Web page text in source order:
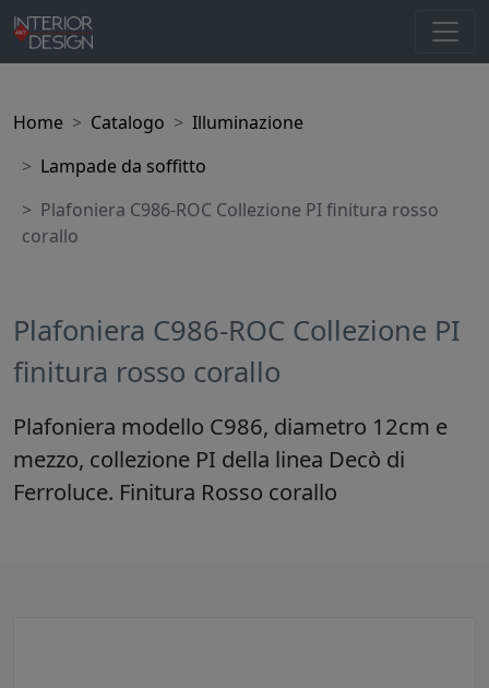
Home Catalogo
Illuminazione
Lampade da soffitto
Plafoniera C986-ROC Collezione PI finitura rosso
corallo
Plafoniera C986-ROC Collezione PI
finitura rosso corallo
Plafoniera modello C986, diametro 12cm e
mezzo, collezione PI della linea Decò di
Ferroluce. Finitura Rosso corallo